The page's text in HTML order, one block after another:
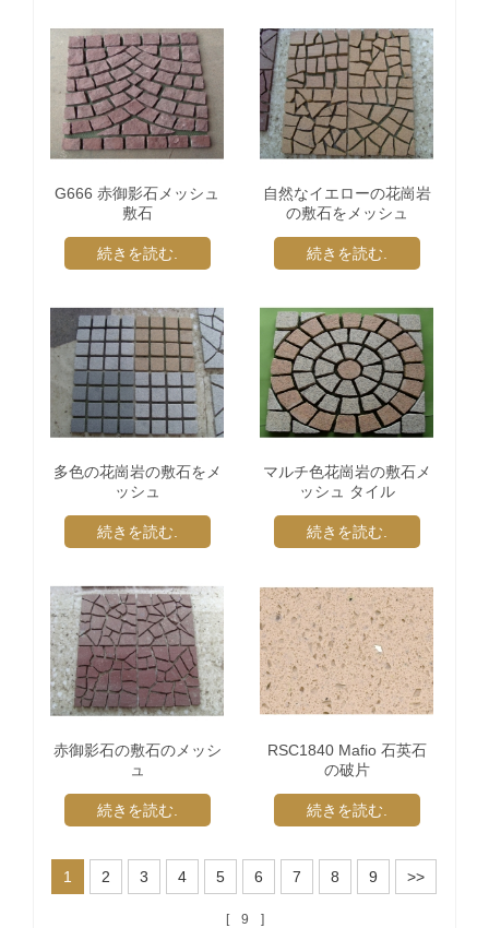
G666 赤御影石メッシュ
敷石
続きを読む.
自然なイエローの花崗岩
の敷石をメッシュ
続きを読む.
多色の花崗岩の敷石をメ
ッシュ
続きを読む.
マルチ色花崗岩の敷石メ
ッシュ タイル
続きを読む.
赤御影石の敷石のメッシ
ュ
続きを読む.
RSC1840 Mafio 石英石
の破片
続きを読む.
1 2 3 4 5 6 7 8 9 >>
9